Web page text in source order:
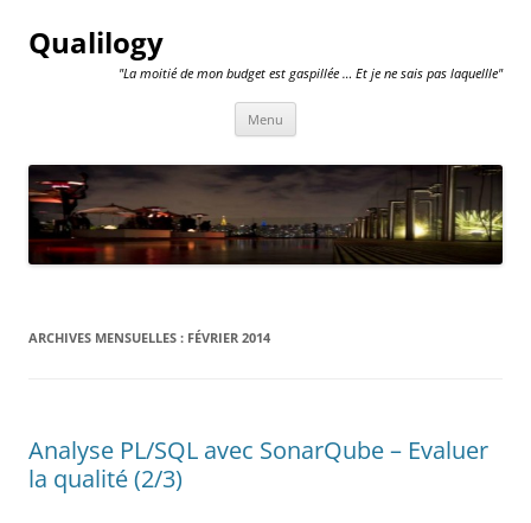
Qualilogy
"La moitié de mon budget est gaspillée … Et je ne sais pas laquellle"
Menu
ARCHIVES MENSUELLES : FÉVRIER 2014
Analyse PL/SQL avec SonarQube – Evaluer
la qualité (2/3)